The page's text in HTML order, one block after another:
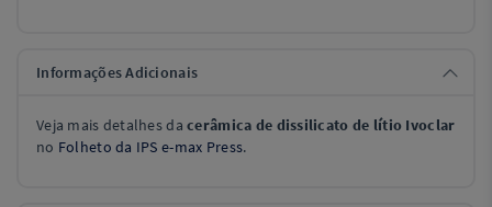
Informações Adicionais
Veja mais detalhes dacerâmica de dissilicato de lítio Ivoclar
no Folheto da IPS e-max Press.